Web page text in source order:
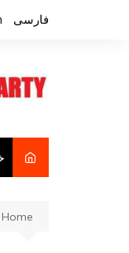
فارسی
Home